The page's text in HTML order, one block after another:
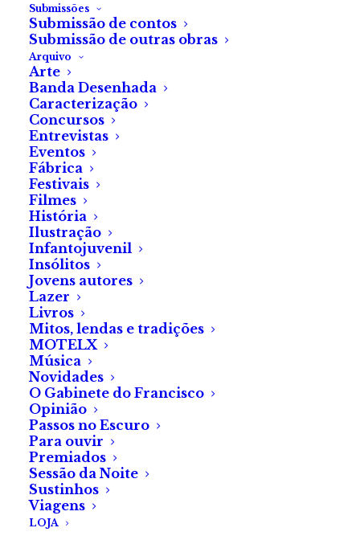
Submissões
Submissão de contos
Submissão de outras obras
Arquivo
Arte
Banda Desenhada
Caracterização
Concursos
Entrevistas
Eventos
Fábrica
Festivais
Filmes
História
Ilustração
Infantojuvenil
Insólitos
Jovens autores
Lazer
Livros
Mitos, lendas e tradições
MOTELX
Música
Novidades
O Gabinete do Francisco
Opinião
Passos no Escuro
Para ouvir
Premiados
Sessão da Noite
Sustinhos
Viagens
LOJA
Sessão da Noite — «Baby
Ruby» (2024)
Artigo
by Maria Varanda
Crítica a «Graça Furiosa»